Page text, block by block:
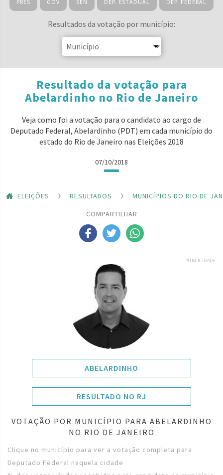
PRES GOV SEN DEP. ESTADUAL DEP. FEDERAL
Resultados da votação por município:
Resultado da votação para
Abelardinho no Rio de Janeiro
Veja como foi a votação para o candidato ao cargo de
Deputado Federal, Abelardinho (PDT) em cada município do
estado do Rio de Janeiro nas Eleições 2018
07/10/2018
ELEIÇÕES RESULTADOS
MUNICÍPIOS DO RIO DE
COMPARTILHAR
PUBLICIDADE
ABELARDINHO
RESULTADO NO RJ
VOTAÇÃO POR MUNICÍPIO PARA ABELARDINHO
NO RIO DE JANEIRO
Clique no município para ver a votação completa para
Deputado Federal naquela cidade